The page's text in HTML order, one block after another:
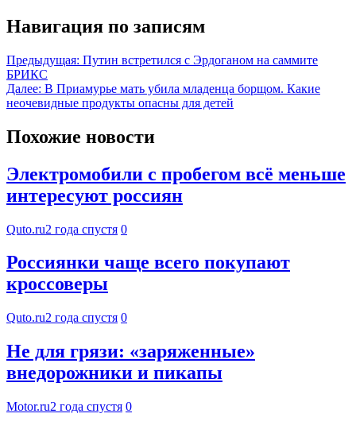
Навигация по записям
Предыдущая: Путин встретился с Эрдоганом на саммите
БРИКС
Далее: В Приамурье мать убила младенца борщом. Какие
неочевидные продукты опасны для детей
Похожие новости
Электромобили с пробегом всё меньше
интересуют россиян
Quto.ru2 года спустя 0
Россиянки чаще всего покупают
кроссоверы
Quto.ru2 года спустя 0
Не для грязи: «заряженные»
внедорожники и пикапы
Motor.ru2 года спустя 0